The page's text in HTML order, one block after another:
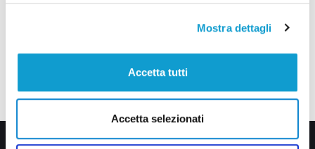
Mostra dettagli
Accetta tutti
Accetta selezionati